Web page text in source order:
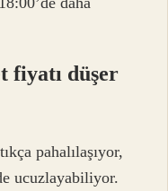
fiyatı düşer
pahalılaşıyor,
ucuzlayabiliyor.